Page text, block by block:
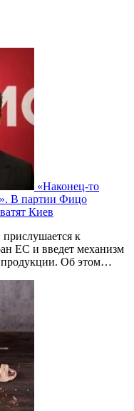
«Наконец-то
В партии Фицо
Киев
прислушается к
ЕС и введет механизм
продукции. Об этом…